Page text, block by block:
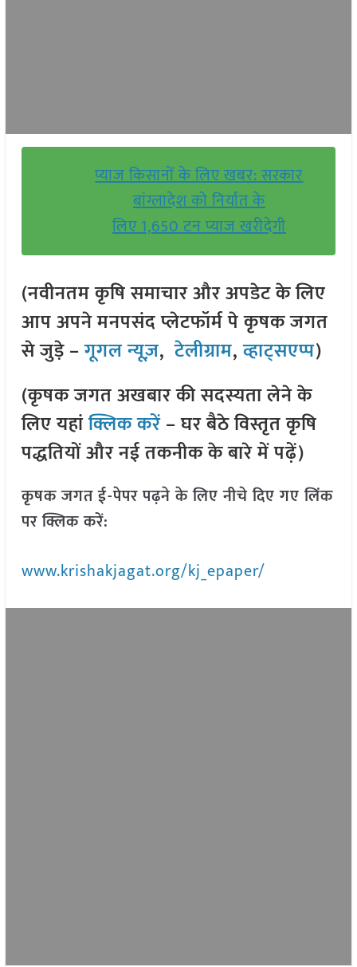
प्याज किसानों के लिए खबर: सरकार
बांग्लादेश को निर्यात के
लिए 1,650 टन प्याज खरीदेगी
(नवीनतम कृषि समाचार और अपडेट के लिए
आप अपने मनपसंद प्लेटफॉर्म पे कृषक जगत
से जुड़े –गूगल न्यूज़,टेलीग्राम,व्हाट्सएप्प)
(कृषक जगत अखबार की सदस्यता लेने के
लिए यहांक्लिक करें– घर बैठे विस्तृत कृषि
पद्धतियों और नई तकनीक के बारे में पढ़ें)
कृषक जगत ई-पेपर पढ़ने के लिए नीचे दिए गए लिंक
पर क्लिक करें:
www.krishakjagat.org/kj_epaper/